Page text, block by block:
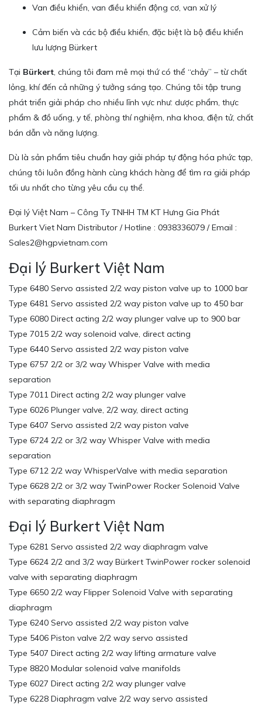
Van điều khiển, van điều khiển động cơ, van xử lý
Cảm biến và các bộ điều khiển, đặc biệt là bộ điều khiển
lưu lượng Bürkert
Tại Bürkert, chúng tôi đam mê mọi thứ có thể “chảy” – từ chất
lỏng, khí đến cả những ý tưởng sáng tạo. Chúng tôi tập trung
phát triển giải pháp cho nhiều lĩnh vực như: dược phẩm, thực
phẩm & đồ uống, y tế, phòng thí nghiệm, nha khoa, điện tử, chất
bán dẫn và năng lượng.
Dù là sản phẩm tiêu chuẩn hay giải pháp tự động hóa phức tạp,
chúng tôi luôn đồng hành cùng khách hàng để tìm ra giải pháp
tối ưu nhất cho từng yêu cầu cụ thể.
Đại lý Việt Nam – Công Ty TNHH TM KT Hưng Gia Phát
Burkert Viet Nam Distributor / Hotline : 0938336079 / Email :
Sales2@hgpvietnam.com
Đại lý Burkert Việt Nam
Type 6480 Servo assisted 2/2 way piston valve up to 1000 bar
Type 6481 Servo assisted 2/2 way piston valve up to 450 bar
Type 6080 Direct acting 2/2 way plunger valve up to 900 bar
Type 7015 2/2 way solenoid valve, direct acting
Type 6440 Servo assisted 2/2 way piston valve
Type 6757 2/2 or 3/2 way Whisper Valve with media
separation
Type 7011 Direct acting 2/2 way plunger valve
Type 6026 Plunger valve, 2/2 way, direct acting
Type 6407 Servo assisted 2/2 way piston valve
Type 6724 2/2 or 3/2 way Whisper Valve with media
separation
Type 6712 2/2 way WhisperValve with media separation
Type 6628 2/2 or 3/2 way TwinPower Rocker Solenoid Valve
with separating diaphragm
Đại lý Burkert Việt Nam
Type 6281 Servo assisted 2/2 way diaphragm valve
Type 6624 2/2 and 3/2 way Bürkert TwinPower rocker solenoid
valve with separating diaphragm
Type 6650 2/2 way Flipper Solenoid Valve with separating
diaphragm
Type 6240 Servo assisted 2/2 way piston valve
Type 5406 Piston valve 2/2 way servo assisted
Type 5407 Direct acting 2/2 way lifting armature valve
Type 8820 Modular solenoid valve manifolds
Type 6027 Direct acting 2/2 way plunger valve
Type 6228 Diaphragm valve 2/2 way servo assisted